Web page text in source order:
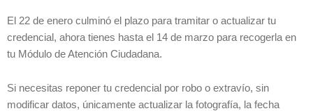
El 22 de enero culminó el plazo para tramitar o actualizar tu
credencial, ahora tienes hasta el 14 de marzo para recogerla en
tu Módulo de Atención Ciudadana.
Si necesitas reponer tu credencial por robo o extravío, sin
modificar datos, únicamente actualizar la fotografía, la fecha